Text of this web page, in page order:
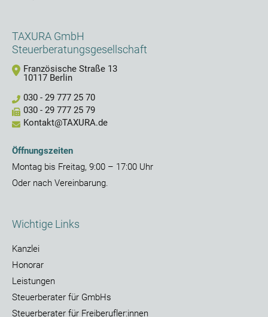
TAXURA GmbH
Steuerberatungsgesellschaft
Französische Straße 13
10117 Berlin
030 - 29 777 25 70
030 - 29 777 25 79
Kontakt@TAXURA.de
Öffnungszeiten
Montag bis Freitag, 9:00 – 17:00 Uhr
Oder nach Vereinbarung.
Wichtige Links
Kanzlei
Honorar
Leistungen
Steuerberater für GmbHs
Steuerberater für Freiberufler:innen